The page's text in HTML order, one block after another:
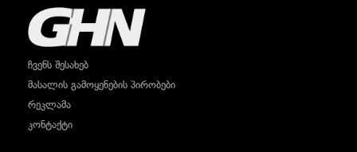
ჩვენს შესახებ
მასალის გამოყენების პირობები
რეკლამა
კონტაქტი